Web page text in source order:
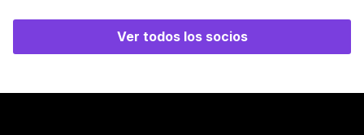
Ver todos los socios